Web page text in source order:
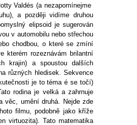
Valdés (a nezapomínejme
a později vidíme druhou
elipsoid je sugerován
v automobilu nebo střechou
chodbou, o které se zmíní
kterém rozeznávám brilantní
krajin) a spoustou dalších
různých hledisek. Sekvence
je to téma é se točí)
rodina je velká a zahrnuje
věc, umění druhá. Nejde zde
filmu, podobně jako kříže
virtuozita). Tato matematika